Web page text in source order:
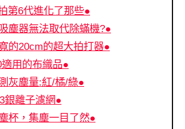
第6代進化了那些●
塵器無法取代除蟎機?●
的20cm的超大拍打器●
用的布織品●
灰塵量:紅/橘/綠●
銀離子濾網●
杯，集塵一目了然●